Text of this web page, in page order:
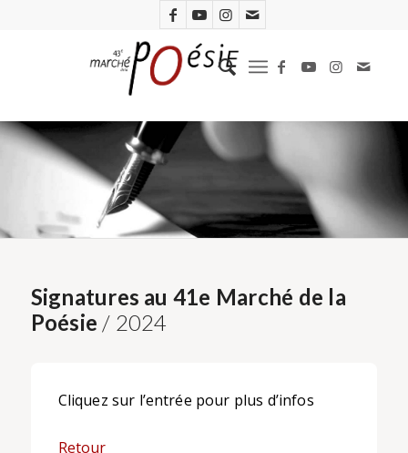
Signatures au 41e Marché de la
Poésie / 2024
Cliquez sur l’entrée pour plus d’infos
Retour